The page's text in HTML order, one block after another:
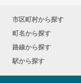
市区町村から探す
町名から探す
路線から探す
駅から探す